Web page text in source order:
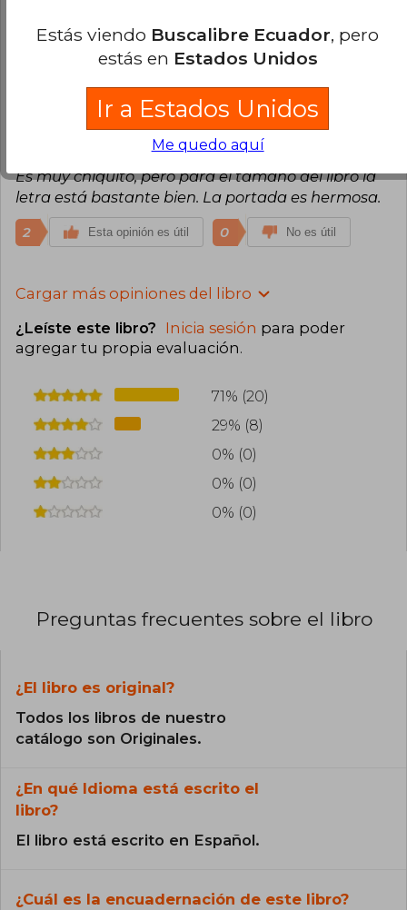
Esta opinión es útil 0 No es útil
Natalia Carolina Espinoza
Marzo, 2025
Compra Verificada
Llegó en buen estado, pero sin la bolsa protectora.
Es muy chiquito, pero para el tamaño del libro la
letra está bastante bien. La portada es hermosa.
2 Esta opinión es útil 0 No es útil
Cargar más opiniones del libro
¿Leíste este libro? Inicia sesión para poder
agregar tu propia evaluación.
71% (20)
29% (8)
0% (0)
0% (0)
0% (0)
Preguntas frecuentes sobre el libro
¿El libro es original?
Todos los libros de nuestro
catálogo son Originales.
¿En qué Idioma está escrito el
libro?
El libro está escrito en Español.
¿Cuál es la encuadernación de este libro?
Estás viendo Buscalibre Ecuador, pero
estás en Estados Unidos
Ir a Estados Unidos
Me quedo aquí